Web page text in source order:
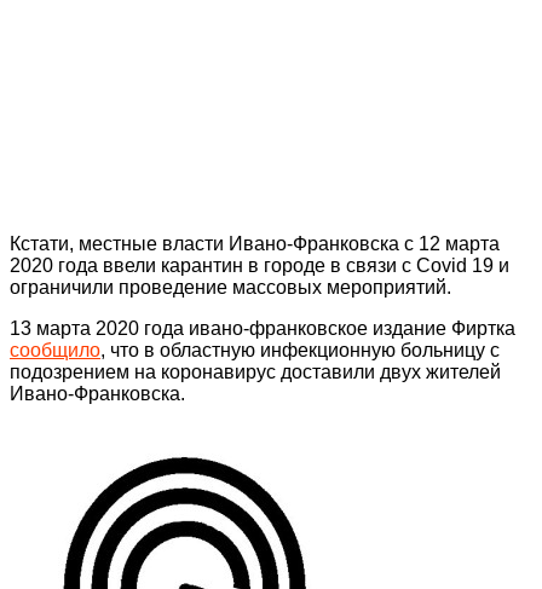
Кстати, местные власти Ивано-Франковска с 12 марта
2020 года ввели карантин в городе в связи с Covid 19 и
ограничили проведение массовых мероприятий.
13 марта 2020 года ивано-франковское издание Фиртка
сообщило, что в областную инфекционную больницу с
подозрением на коронавирус доставили двух жителей
Ивано-Франковска.